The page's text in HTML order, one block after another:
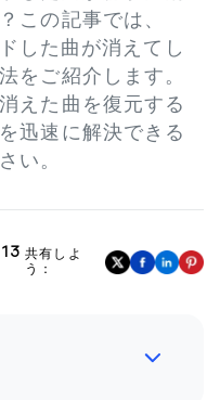
この記事では、
した曲が消えてし
をご紹介します。
えた曲を復元する
迅速に解決できる
い。
共有しよ
う：